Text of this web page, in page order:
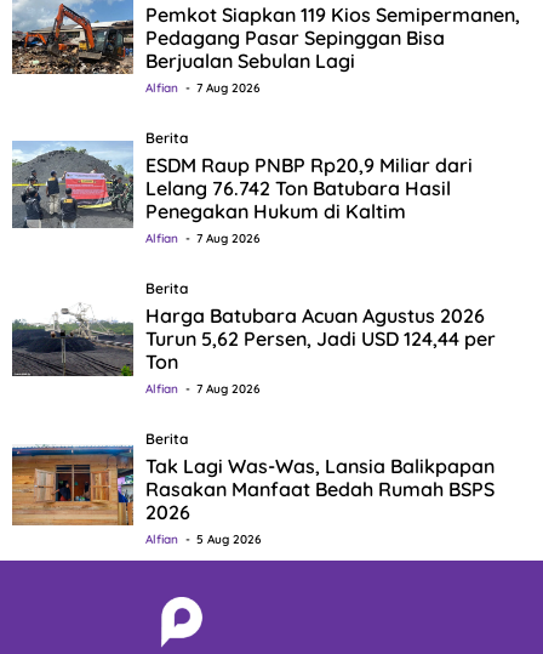
Pemkot Siapkan 119 Kios Semipermanen,
Pedagang Pasar Sepinggan Bisa
Berjualan Sebulan Lagi
Alfian 7 Aug 2026
Berita
ESDM Raup PNBP Rp20,9 Miliar dari
Lelang 76.742 Ton Batubara Hasil
Penegakan Hukum di Kaltim
Alfian 7 Aug 2026
Berita
Harga Batubara Acuan Agustus 2026
Turun 5,62 Persen, Jadi USD 124,44 per
Ton
Alfian 7 Aug 2026
Berita
Tak Lagi Was-Was, Lansia Balikpapan
Rasakan Manfaat Bedah Rumah BSPS
2026
Alfian 5 Aug 2026